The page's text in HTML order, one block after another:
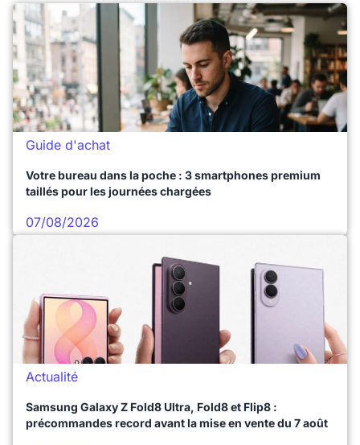
Guide d'achat
Votre bureau dans la poche : 3 smartphones premium
taillés pour les journées chargées
07/08/2026
Actualité
Samsung Galaxy Z Fold8 Ultra, Fold8 et Flip8 :
précommandes record avant la mise en vente du 7 août